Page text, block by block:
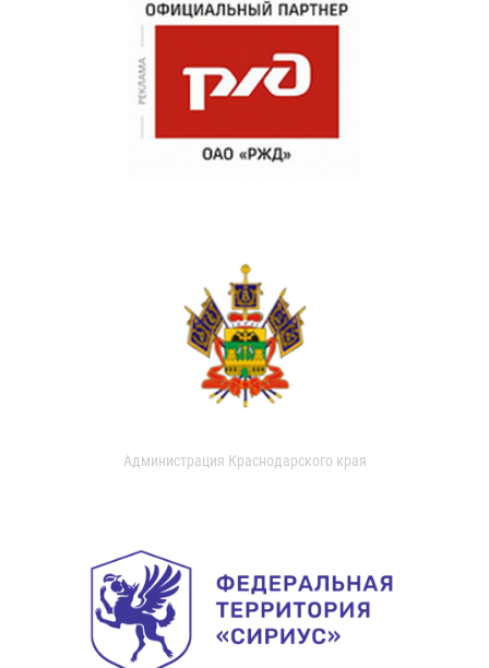
Администрация Краснодарского края